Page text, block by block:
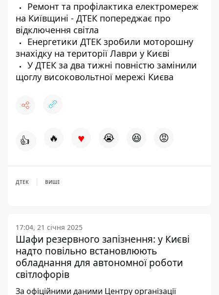
Ремонт та профілактика електромереж
на Київщині - ДТЕК попереджає про
відключення світла
Енергетики ДТЕК зробили моторошну
знахідку на території Лаври у Києві
У ДТЕК за два тижні повністю замінили
щоглу високовольтної мережі Києва
👍 🔥 ♥ 😭 😆 😡
ДТЕК ВИШІ
17:04, 21 січня 2025
Шафи резервного запізнення: у Києві
надто повільно встановлюють
обладнання для автономної роботи
світлофорів
За офіційними даними Центру організації